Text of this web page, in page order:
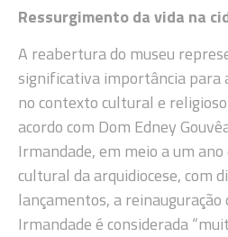
Ressurgimento da vida na
A reabertura do museu
significativa importância para
no contexto cultural e religioso
acordo com Dom Edney
Irmandade, em meio a um
cultural da arquidiocese, com
lançamentos, a reinauguração
Irmandade é considerada